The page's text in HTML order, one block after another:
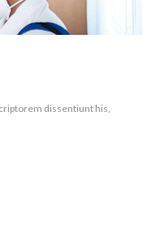
dissentiunt his,